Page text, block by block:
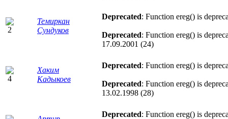
Темиркан
Сундуков
Deprecated: Function ereg() is
Deprecated: Function ereg() is
17.09.2001 (24)
Хаким
Кадыкоев
Deprecated: Function ereg() is
Deprecated: Function ereg() is
13.02.1998 (28)
Deprecated: Function ereg() is